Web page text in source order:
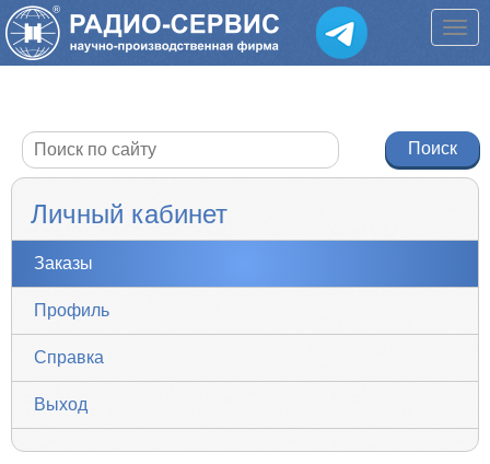
Личный кабинет
Заказы
Профиль
Справка
Выход